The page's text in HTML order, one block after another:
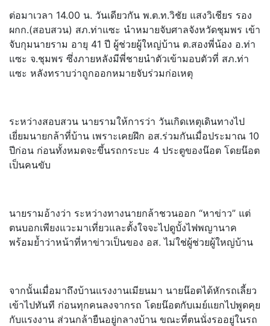
ต่อมาเวลา 14.00 น. วันเดียวกัน พ.ต.ท.วิชัย แสงวิเชียร รอง
ผกก.(สอบสวน) สภ.ท่าแซะ นำหมายจับศาลจังหวัดชุมพร เข้า
จับกุมนายราม อายุ 41 ปี ผู้ช่วยผู้ใหญ่บ้าน ต.สองพี่น้อง อ.ท่า
แซะ จ.ชุมพร ซึ่งภายหลังมีพี่ชายนำตัวเข้ามอบตัวที่ สภ.ท่า
แซะ หลังทราบว่าถูกออกหมายจับร่วมก่อเหตุ
ระหว่างสอบสวน นายรามให้การว่า วันเกิดเหตุเดินทางไป
เยี่ยมนายกล้าที่บ้าน เพราะเคยฝึก อส.ร่วมกันเมื่อประมาณ 10
ปีก่อน ก่อนทั้งหมดจะขึ้นรถกระบะ 4 ประตูของน๊อต โดยน๊อต
เป็นคนขับ
นายรามอ้างว่า ระหว่างทางนายกล้าชวนออก “หาข่าว” แต่
ตนบอกเพียงแวะมาเที่ยวและตั้งใจจะไปดูบั้งไฟพญานาค
พร้อมย้ำว่าหน้าที่หาข่าวเป็นของ อส. ไม่ใช่ผู้ช่วยผู้ใหญ่บ้าน
จากนั้นเมื่อมาถึงบ้านแรงงานเมียนมา นายน๊อตได้หักรถเลี้ยว
เข้าไปทันที ก่อนทุกคนลงจากรถ โดยน๊อตกับเมย์แยกไปพูดคุย
กับแรงงาน ส่วนกล้ายืนอยู่กลางบ้าน ขณะที่ตนนั่งรออยู่ในรถ